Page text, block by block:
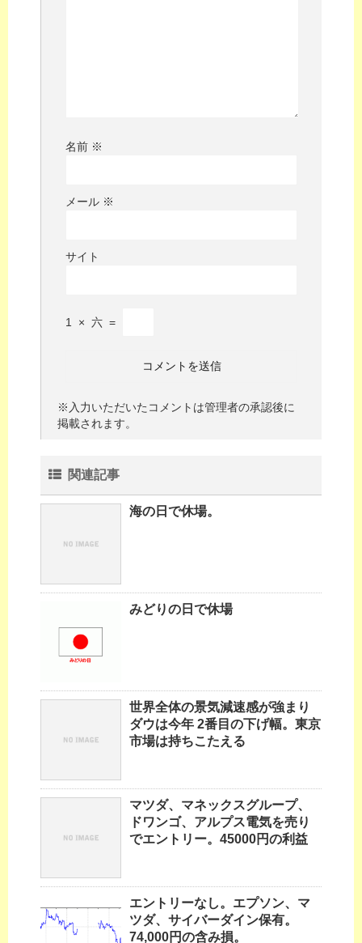
名前 ※
メール ※
サイト
1 × 六 =
※入力いただいたコメントは管理者の承認後に
掲載されます。
関連記事
海の日で休場。
みどりの日で休場
世界全体の景気減速感が強まり
ダウは今年 2番目の下げ幅。東京
市場は持ちこたえる
マツダ、マネックスグループ、
ドワンゴ、アルプス電気を売り
でエントリー。45000円の利益
エントリーなし。エプソン、マ
ツダ、サイバーダイン保有。
74,000円の含み損。